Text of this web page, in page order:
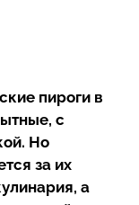
пироги в
с
Но
за их
а